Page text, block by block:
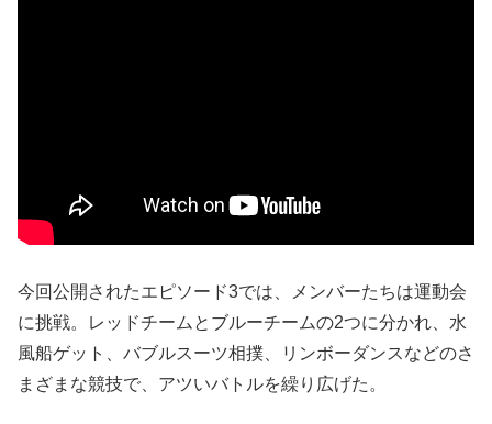
今回公開されたエピソード3では、メンバーたちは運動会
に挑戦。レッドチームとブルーチームの2つに分かれ、水
風船ゲット、バブルスーツ相撲、リンボーダンスなどのさ
まざまな競技で、アツいバトルを繰り広げた。